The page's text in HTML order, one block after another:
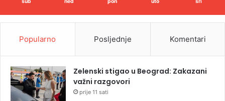
Popularno Posljednje Komentari
Zelenski stigao u Beograd: Zakazani
važni razgovori
prije 11 sati